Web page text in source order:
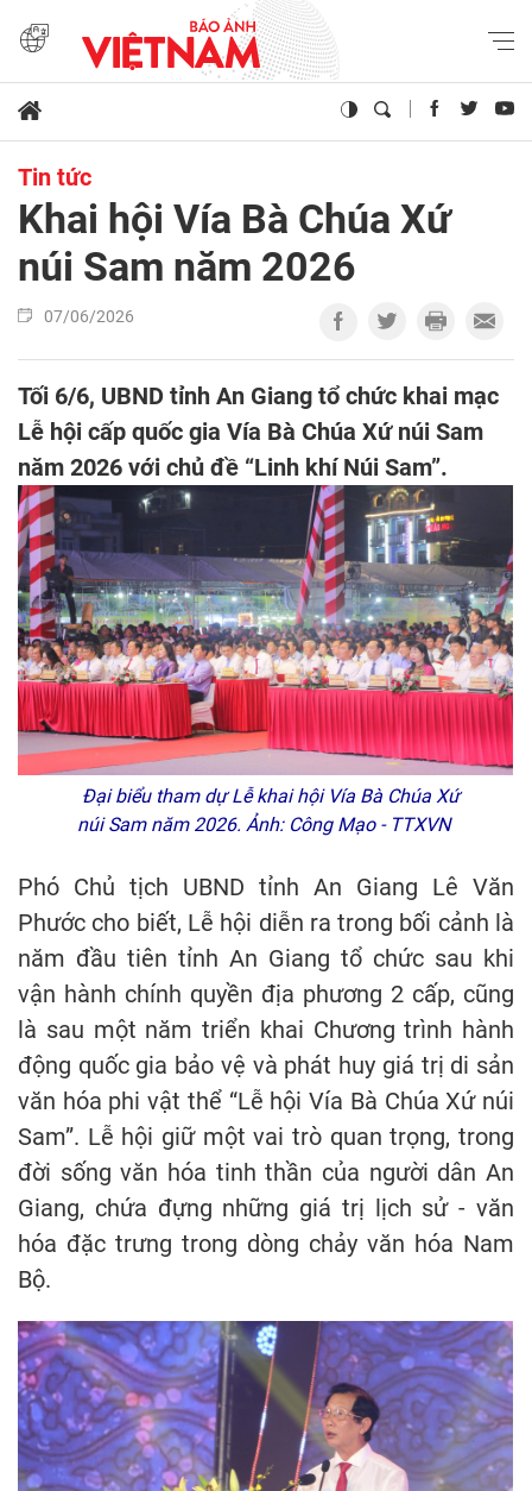
Tin tức
Khai hội Vía Bà Chúa Xứ
núi Sam năm 2026
07/06/2026
Tối 6/6, UBND tỉnh An Giang tổ chức khai mạc
Lễ hội cấp quốc gia Vía Bà Chúa Xứ núi Sam
năm 2026 với chủ đề “Linh khí Núi Sam”.
Đại biểu tham dự Lễ khai hội Vía Bà Chúa Xứ
núi Sam năm 2026. Ảnh: Công Mạo - TTXVN
Phó Chủ tịch UBND tỉnh An Giang Lê Văn
Phước cho biết, Lễ hội diễn ra trong bối cảnh là
năm đầu tiên tỉnh An Giang tổ chức sau khi
vận hành chính quyền địa phương 2 cấp, cũng
là sau một năm triển khai Chương trình hành
động quốc gia bảo vệ và phát huy giá trị di sản
văn hóa phi vật thể “Lễ hội Vía Bà Chúa Xứ núi
Sam”. Lễ hội giữ một vai trò quan trọng, trong
đời sống văn hóa tinh thần của người dân An
Giang, chứa đựng những giá trị lịch sử - văn
hóa đặc trưng trong dòng chảy văn hóa Nam
Bộ.